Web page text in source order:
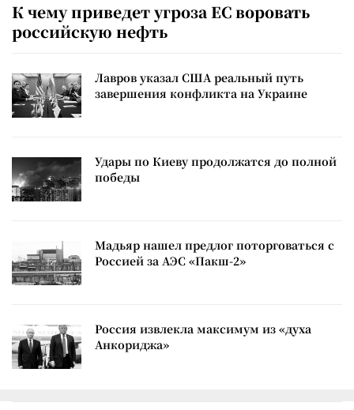
К чему приведет угроза ЕС воровать
российскую нефть
Лавров указал США реальный путь
завершения конфликта на Украине
Удары по Киеву продолжатся до полной
победы
Мадьяр нашел предлог поторговаться с
Россией за АЭС «Пакш-2»
Россия извлекла максимум из «духа
Анкориджа»